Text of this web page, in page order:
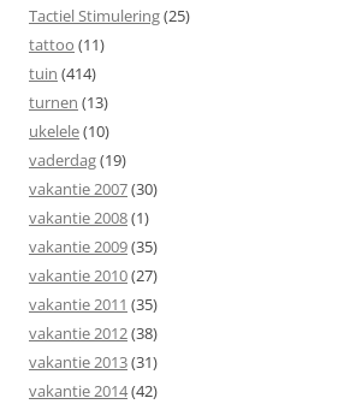
Tactiel Stimulering(25)
tattoo (11)
tuin (414)
turnen (13)
ukelele(10)
vaderdag(19)
vakantie 2007(30)
vakantie 2008(1)
vakantie 2009(35)
vakantie 2010(27)
vakantie 2011 (35)
vakantie 2012(38)
vakantie 2013(31)
vakantie 2014(42)